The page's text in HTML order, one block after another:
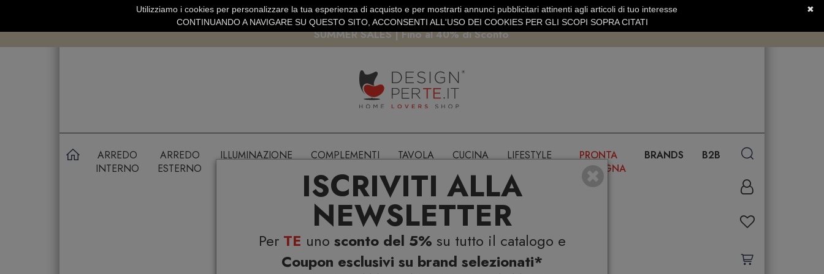
ISCRIVITI ALLA
NEWSLETTER
Per TE uno sconto del 5% su tutto il catalogo e
Coupon esclusivi su brand selezionati*
SPEDIZIONE GRATUITA SOPRA 99 EURO PAGAMENTO SICURO PAYPAL · CARTA DI CREDITO SERVIZIO CLIENTI +39.0773.470.562
SUMMER SALES | Fino al 40% di Sconto
ARREDO
INTERNO
ARREDO
ESTERNO
ILLUMINAZIONE COMPLEMENTI TAVOLA CUCINA LIFESTYLE
PRONTA
CONSEGNA
BRANDS B2B
✖
Utilizziamo i cookies per personalizzare la tua esperienza di acquisto e per mostrarti annunci pubblicitari attinenti agli articoli di tuo interesse
CONTINUANDO A NAVIGARE SU QUESTO SITO, ACCONSENTI ALL'USO DEI COOKIES PER GLI SCOPI SOPRA CITATI